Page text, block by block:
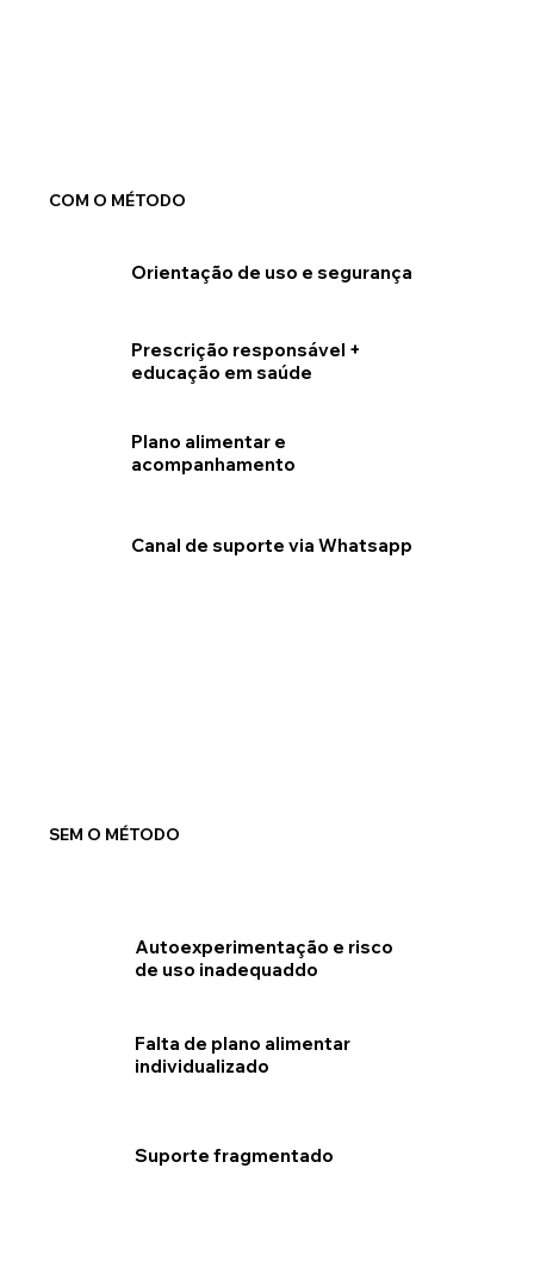
COM O MÉTODO
Orientação de uso e segurança
Prescrição responsável +
educação em saúde
Plano alimentar e
acompanhamento
Canal de suporte via Whatsapp
SEM O MÉTODO
Autoexperimentação e risco
de uso inadequaddo
Falta de plano alimentar
individualizado
Suporte fragmentado